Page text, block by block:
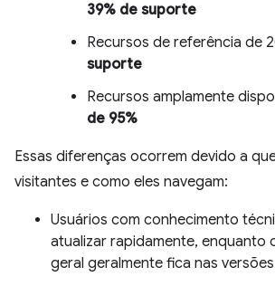
39% de suporte
Recursos de referência de
suporte
Recursos amplamente
de 95%
Essas diferenças ocorrem devido a
visitantes e como eles navegam:
Usuários com conhecimento
atualizar rapidamente, enquanto
geral geralmente fica nas